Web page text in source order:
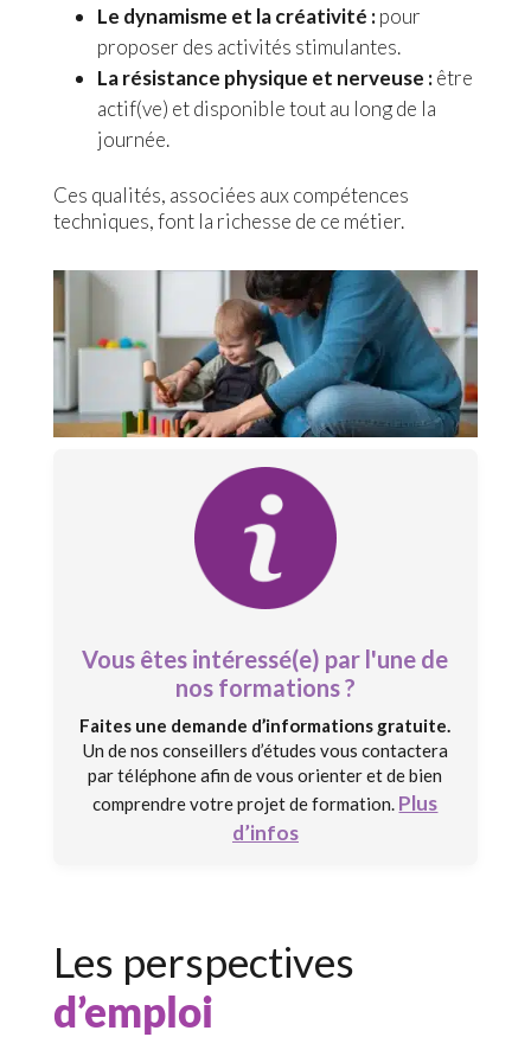
Le dynamisme et la créativité :pour
proposer des activités stimulantes.
La résistance physique et nerveuse :être
actif(ve) et disponible tout au long de la
journée.
Ces qualités, associées aux compétences
techniques, font la richesse de ce métier.
Vous êtes intéressé(e) par l'une de
nos formations ?
Faites une demande d’informations gratuite.
Un de nos conseillers d’études vous contactera
par téléphone afin de vous orienter et de bien
comprendre votre projet de formation. Plus
d’infos
Les perspectives
d’emploi